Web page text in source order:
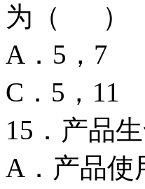
为（ ）
A．
C．
15．产品
A．产